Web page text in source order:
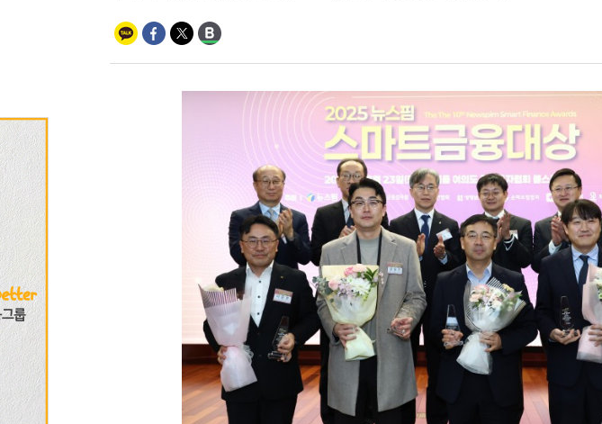
美 고용 쇼크에 엔
[AI MY 뉴스] 뉴욕
뉴욕증시 프리뷰,
[종합] 美 7월 고용
[사진] 이슬람 수니
뉴욕증시 개장 전
보훈부, 미 DPAA와
트럼프 "금리 내려
특정 정치인 측근 포
李 "해남 태양광, 대
李 대통령, '6시간
트럼프, 中 겨냥 폴